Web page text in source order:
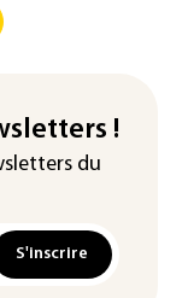
!
du
S'inscrire